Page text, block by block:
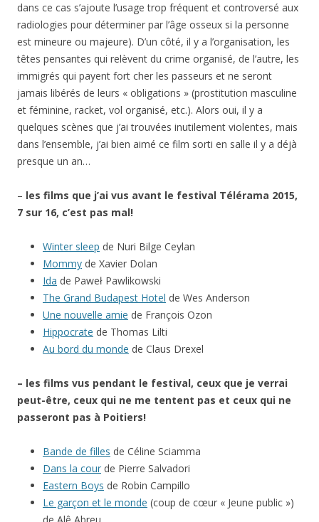
dans ce cas s’ajoute l’usage trop fréquent et controversé aux
radiologies pour déterminer par l’âge osseux si la personne
est mineure ou majeure). D’un côté, il y a l’organisation, les
têtes pensantes qui relèvent du crime organisé, de l’autre, les
immigrés qui payent fort cher les passeurs et ne seront
jamais libérés de leurs « obligations » (prostitution masculine
et féminine, racket, vol organisé, etc.). Alors oui, il y a
quelques scènes que j’ai trouvées inutilement violentes, mais
dans l’ensemble, j’ai bien aimé ce film sorti en salle il y a déjà
presque un an…
– les films que j’ai vus avant le festival Télérama 2015,
7 sur 16, c’est pas mal!
Winter sleep de Nuri Bilge Ceylan
Mommy de Xavier Dolan
Ida de Paweł Pawlikowski
The Grand Budapest Hotel de Wes Anderson
Une nouvelle amie de François Ozon
Hippocrate de Thomas Lilti
Au bord du monde de Claus Drexel
– les films vus pendant le festival, ceux que je verrai
peut-être, ceux qui ne me tentent pas et ceux qui ne
passeront pas à Poitiers!
Bande de filles de Céline Sciamma
Dans la cour de Pierre Salvadori
Eastern Boys de Robin Campillo
Le garçon et le monde (coup de cœur « Jeune public »)